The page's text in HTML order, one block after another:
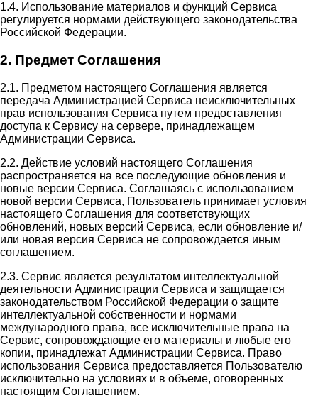
1.4. Использование материалов и функций Сервиса
регулируется нормами действующего законодательства
Российской Федерации.
2. Предмет Соглашения
2.1. Предметом настоящего Соглашения является
передача Администрацией Сервиса неисключительных
прав использования Сервиса путем предоставления
доступа к Сервису на сервере, принадлежащем
Администрации Сервиса.
2.2. Действие условий настоящего Соглашения
распространяется на все последующие обновления и
новые версии Сервиса. Соглашаясь с использованием
новой версии Сервиса, Пользователь принимает условия
настоящего Соглашения для соответствующих
обновлений, новых версий Сервиса, если обновление и/
или новая версия Сервиса не сопровождается иным
соглашением.
2.3. Сервис является результатом интеллектуальной
деятельности Администрации Сервиса и защищается
законодательством Российской Федерации о защите
интеллектуальной собственности и нормами
международного права, все исключительные права на
Сервис, сопровождающие его материалы и любые его
копии, принадлежат Администрации Сервиса. Право
использования Сервиса предоставляется Пользователю
исключительно на условиях и в объеме, оговоренных
настоящим Соглашением.